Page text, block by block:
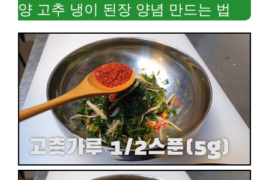
양 고추 냉이 된장 양념 만드는 법